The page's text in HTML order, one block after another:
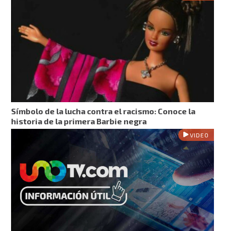
Símbolo de la lucha contra el racismo: Conoce la
historia de la primera Barbie negra
VIDEO